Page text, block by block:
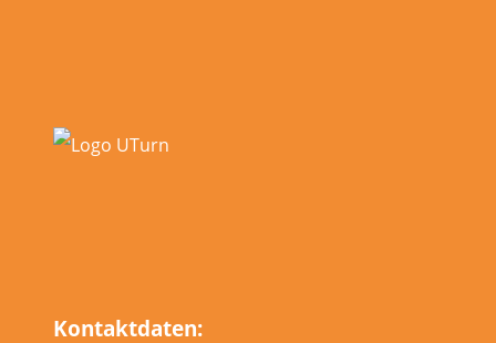
Kontaktdaten: